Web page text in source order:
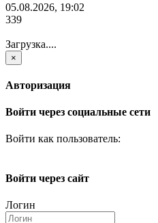
05.08.2026, 19:02
339
Загрузка....
×
Авторизация
Войти через социальные сети
Войти как пользователь:
Войти через сайт
Логин